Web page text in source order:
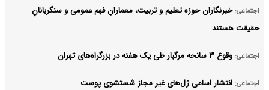
اجتماعی: خبرنگاران حوزه تعلیم و تربیت، معمارانِ فهم عمومی و سنگربانانِ
حقیقت هستند
اجتماعی: وقوع ۳ سانحه مرگبار طی یک هفته در بزرگراه‌های تهران
اجتماعی: انتشار اسامی ژل‌های غیر مجاز شستشوی پوست